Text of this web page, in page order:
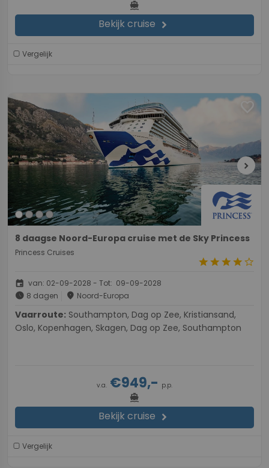
directions_boat
Bekijk cruise chevron_right
Vergelijk
favorite
chevron_right
8 daagse Noord-Europa cruise met de Sky Princess
Princess Cruises
starstarstarstarstar_border
event van: 02-09-2028 - Tot: 09-09-2028
schedule 8 dagen place Noord-Europa
Vaarroute:
Oslo, Kopenhagen, Skagen, Dag op Zee, Southampton
v.a. €949,- p.p.
directions_boat
Bekijk cruise chevron_right
Vergelijk